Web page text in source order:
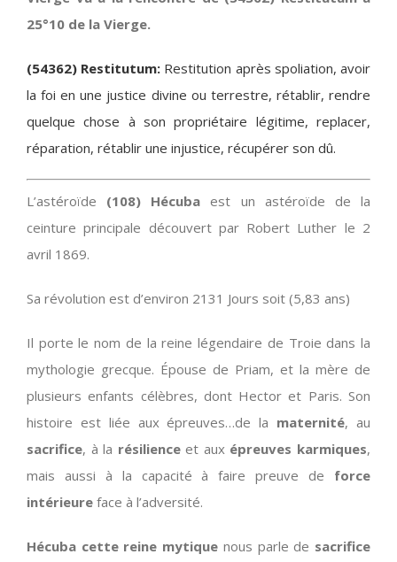
25°10 de la Vierge.
(54362) Restitutum: Restitution après spoliation, avoir
la foi en une justice divine ou terrestre, rétablir, rendre
quelque chose à son propriétaire légitime, replacer,
réparation, rétablir une injustice, récupérer son dû.
L’astéroïde (108) Hécuba est un astéroïde de la
ceinture principale découvert par Robert Luther le 2
avril 1869.
Sa révolution est d’environ 2131 Jours soit (5,83 ans)
Il porte le nom de la reine légendaire de Troie dans la
mythologie grecque. Épouse de Priam, et la mère de
plusieurs enfants célèbres, dont Hector et Paris. Son
histoire est liée aux épreuves…de la maternité, au
sacrifice, à la résilienceet aux épreuves karmiques,
mais aussi à la capacité à faire preuve de force
intérieure face à l’adversité.
Hécuba cette reine mytique nous parle de sacrifice